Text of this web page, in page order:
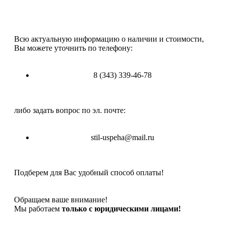
Всю актуальную информацию о наличии и стоимости,
Вы можете уточнить по телефону:
8 (343) 339-46-78
либо задать вопрос по эл. почте:
stil-uspeha@mail.ru
Подберем для Вас удобный способ оплаты!
Обращаем ваше внимание!
Мы работаем только с юридическими лицами!